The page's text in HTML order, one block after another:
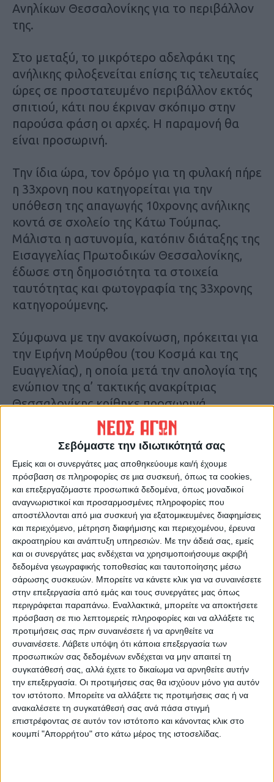
Σεβόμαστε την ιδιωτικότητά σας
Εμείς και οι συνεργάτες μας αποθηκεύουμε και/ή έχουμε
πρόσβαση σε πληροφορίες σε μια συσκευή, όπως τα cookies,
και επεξεργαζόμαστε προσωπικά δεδομένα, όπως μοναδικοί
αναγνωριστικοί και προσαρμοσμένες πληροφορίες που
αποστέλλονται από μια συσκευή για εξατομικευμένες διαφημίσεις
και περιεχόμενο, μέτρηση διαφήμισης και περιεχομένου, έρευνα
ακροατηρίου και ανάπτυξη υπηρεσιών. Με την άδειά σας, εμείς
και οι συνεργάτες μας ενδέχεται να χρησιμοποιήσουμε ακριβή
δεδομένα γεωγραφικής τοποθεσίας και ταυτοποίησης μέσω
σάρωσης συσκευών. Μπορείτε να κάνετε κλικ για να συναινέσετε
στην επεξεργασία από εμάς και τους συνεργάτες μας όπως
περιγράφεται παραπάνω. Εναλλακτικά, μπορείτε να αποκτήσετε
πρόσβαση σε πιο λεπτομερείς πληροφορίες και να αλλάξετε τις
προτιμήσεις σας πριν συναινέσετε ή να αρνηθείτε να
συναινέσετε. Λάβετε υπόψη ότι κάποια επεξεργασία των
προσωπικών σας δεδομένων ενδέχεται να μην απαιτεί τη
συγκατάθεσή σας, αλλά έχετε το δικαίωμα να αρνηθείτε αυτήν
την επεξεργασία. Οι προτιμήσεις σας θα ισχύουν μόνο για αυτόν
τον ιστότοπο. Μπορείτε να αλλάξετε τις προτιμήσεις σας ή να
ανακαλέσετε τη συγκατάθεσή σας ανά πάσα στιγμή
επιστρέφοντας σε αυτόν τον ιστότοπο και κάνοντας κλικ στο
κουμπί "Απορρήτου" στο κάτω μέρος της ιστοσελίδας.
Ανηλίκων Θεσσαλονίκης για το περιβάλλον
της.
Στο μεταξύ, το μικρότερο αδελφάκι της
ανήλικης φιλοξενείται επίσης τις τελευταίες
ώρες σε προστατευμένο περιβάλλον εκτός
σπιτιού, κάτι που έκριναν σκόπιμο στην
παρούσα φάση οι αρχές. Η παραμονή θα
είναι προσωρινή.
Την ίδια ώρα, τον δρόμο για τη φυλακή πήρε
η 33χρονη που κατηγορείται για την
υπόθεση της απαγωγής 10χρονης ανήλικης
κοντά σε σχολείο της Κάτω Τούμπας.
Mάλιστα η αστυνομία, κατόπιν διάταξης της
Εισαγγελίας Πρωτοδικών Θεσσαλονίκης,
έδωσε στη δημοσιότητα τα στοιχεία
ταυτότητας και φωτογραφία της 33χρονης
κατηγορούμενης.
Σύμφωνα με την ανακοίνωση, πρόκειται για
την Ειρήνη Μούρθου (του Κοσμά και της
Ευαγγελίας), η οποία μετά την απολογία της
ενώπιον της α’ τακτικής ανακρίτριας
Θεσσαλονίκης κρίθηκε προσωρινά
Η κατηγορούμενη -απολογούμενη-
αρνήθηκε τις βαρύτατες πράξεις που της
αποδίδει το κατηγορητήριο και συνδέονται
με ασελγείς πράξεις, αποδεχόμενη μόνο την
προμήθεια ναρκωτικών, την οποία απέδωσε
στην τοξικοεξάρτησή της, ενώ υπέβαλε
αίτημα διενέργειας ψυχιατρικής
πραγματογνωμοσύνης.
«Δεν υπήρξε ερωτική έλξη για την 10χρονη,
σε καμία περίπτωση για ανήλικα παιδιά.
Επιλέγω ερωτικούς συντρόφους
μεγαλύτερους σε ηλικία από εμένα. Έτσι
όπως την πήρα, έτσι θα την παρέδιδα.
Ήμουν θολωμένη (βλέποντας ειδήσεις), σε
μια κατάσταση που δεν μπορούσα να
αντιμετωπίσω. Κατέστρεψα τον φορητό
υπολογιστή στην Κατερίνη όταν διάβασα